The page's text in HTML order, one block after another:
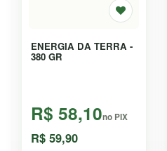
ENERGIA DA TERRA -
380 GR
R$ 58,10no PIX
R$ 59,90